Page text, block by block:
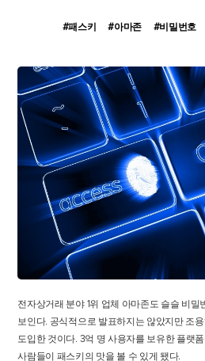
#패스키 #아마존 #비밀번호
전자상거래 분야 1위 업체 아마존도 슬슬 비밀
보인다. 공식적으로 발표하지는 않았지만 조
도입한 것이다. 3억 명 사용자를 보유한 플랫
사람들이 패스키의 맛을 볼 수 있게 됐다.